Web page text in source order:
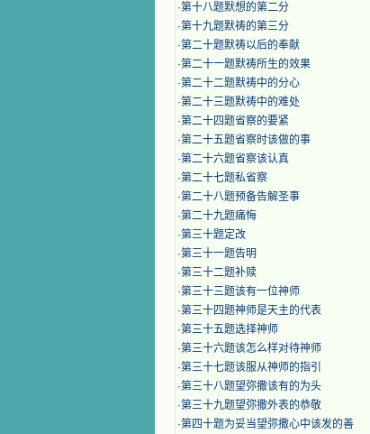
·第十八题默想的第二分
·第十九题默祷的第三分
·第二十题默祷以后的奉献
·第二十一题默祷所生的效果
·第二十二题默祷中的分心
·第二十三题默祷中的难处
·第二十四题省察的要紧
·第二十五题省察时该做的事
·第二十六题省察该认真
·第二十七题私省察
·第二十八题预备告解圣事
·第二十九题痛悔
·第三十题定改
·第三十一题告明
·第三十二题补赎
·第三十三题该有一位神师
·第三十四题神师是天主的代表
·第三十五题选择神师
·第三十六题该怎么样对待神师
·第三十七题该服从神师的指引
·第三十八题望弥撒该有的为头
·第三十九题望弥撒外表的恭敬
·第四十题为妥当望弥撒心中该发的善